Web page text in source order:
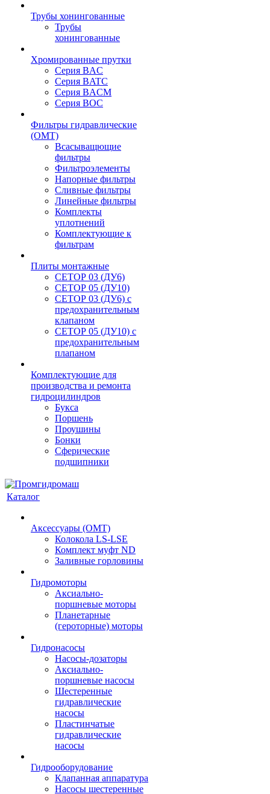
Трубы хонингованные
Трубы
хонингованные
Хромированные прутки
Серия BAC
Серия BATC
Серия BACM
Серия BOC
Фильтры гидравлические
(OMT)
Всасыващющие
фильтры
Фильтроэлементы
Напорные фильтры
Сливные фильтры
Линейные фильтры
Комплекты
уплотнений
Комплектующие к
фильтрам
Плиты монтажные
CЕТОР 03 (ДУ6)
CЕТОР 05 (ДУ10)
CЕТОР 03 (ДУ6) с
предохранительным
клапаном
CЕТОР 05 (ДУ10) с
предохранительным
плапаном
Комплектующие для
производства и ремонта
гидроцилиндров
Букса
Поршень
Проушины
Бонки
Сферические
подшипники
Каталог
Аксессуары (OMT)
Колокола LS-LSE
Комплект муфт ND
Заливные горловины
Гидромоторы
Аксиально-
поршневые моторы
Планетарные
(героторные) моторы
Гидронасосы
Насосы-дозаторы
Аксиально-
поршневые насосы
Шестеренные
гидравлические
насосы
Пластинчатые
гидравлические
насосы
Гидрооборудование
Клапанная аппаратура
Насосы шестеренные